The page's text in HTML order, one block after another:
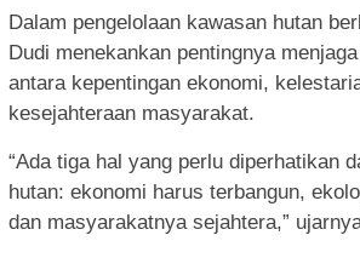
Dalam pengelolaan kawasan hutan
Dudi menekankan pentingnya
antara kepentingan ekonomi,
kesejahteraan masyarakat.
“Ada tiga hal yang perlu diperhatikan
hutan: ekonomi harus terbangun,
dan masyarakatnya sejahtera,”